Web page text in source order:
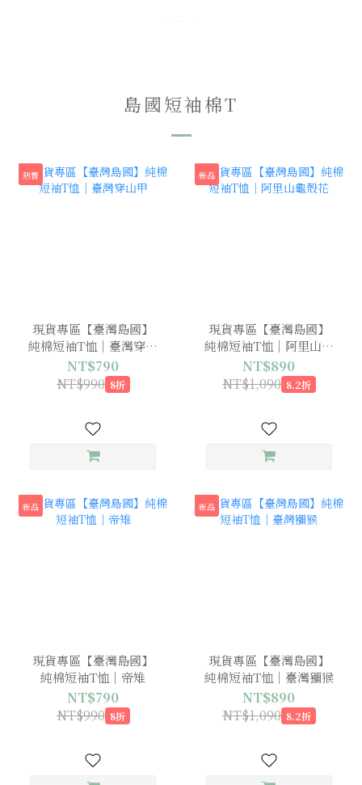
島國短袖棉T
熱賣
現貨專區【臺灣島國】
純棉短袖T恤｜臺灣穿山
甲
NT$790
NT$990 8折
新品
現貨專區【臺灣島國】
純棉短袖T恤｜阿里山龜
殼花
NT$890
NT$1,090 8.2折
新品
現貨專區【臺灣島國】
純棉短袖T恤｜帝雉
NT$790
NT$990 8折
新品
現貨專區【臺灣島國】
純棉短袖T恤｜臺灣獼猴
NT$890
NT$1,090 8.2折